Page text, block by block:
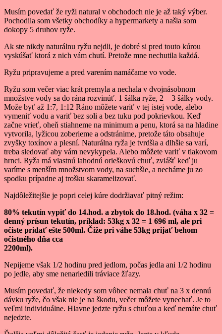
Musím povedať že ryži natural v obchodoch nie je až taký výber.
Pochodila som všetky obchodíky a hypermarkety a našla som
dokopy 5 druhov ryže.
Ak ste nikdy naturálnu ryžu nejdli, je dobré si pred touto kúrou
vyskúšať ktorá z nich vám chutí. Pretože mne nechutila každá.
Ryžu pripravujeme a pred varením namáčame vo vode.
Ryžu som večer viac krát premyla a nechala v dvojnásobnom
množstve vody sa do rána rozvinúť. 1 šálka ryže, 2 – 3 šálky vody.
Može byť až 1:7, 1:12 Ráno môžete variť v tej istej vode, alebo
vymeniť vodu a variť bez soli a bez tuku pod pokrievkou. Keď
začne vrieť, oheň stiahneme na minimum a penu, ktorá sa na hladine
vytvorila, lyžicou zoberieme a odstránime, pretože táto obsahuje
zvyšky toxínov a plesní. Naturálna ryža je tvrdšia a dlhšie sa varí,
treba sledovať aby vám nevykypela. Alebo môžete variť v tlakovom
hrnci. Ryža má vlastnú lahodnú orieškovú chuť, zvlášť keď ju
varíme s menším množstvom vody, na suchšie, a necháme ju zo
spodku prípadne aj trošku skaramelizovať.
Najdôležitejšie je popri celej kúre dodržiavať pitný režim:
80% tekutín vypiť do 14.hod. a zbytok do 18.hod. (váha x 32 =
denný prísun tekutín, príklad: 53kg x 32 = 1 696 ml, ale pri
očiste pridať ešte 500ml. Čiže pri váhe 53kg prijať behom
očistného dňa cca
2200ml).
Nepijeme však 1/2 hodinu pred jedlom, počas jedla ani 1/2 hodinu
po jedle, aby sme nenariedili tráviace žľazy.
Musím povedať, že niekedy som vôbec nemala chuť na 3 x dennú
dávku ryže, čo však nie je na škodu, večer môžete vynechať. Je to
veľmi individuálne. Hlavne jedzte ryžu s chuťou a keď nemáte chuť
nejedzte.